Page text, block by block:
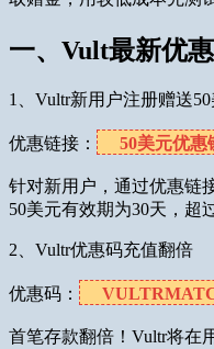
一、Vult最新优
1、Vultr新用户注册赠送
优惠链接： 50美元优惠
针对新用户，通过优惠链
50美元有效期为30天，超
2、Vultr优惠码充值翻倍
优惠码：
首笔存款翻倍！Vultr将在